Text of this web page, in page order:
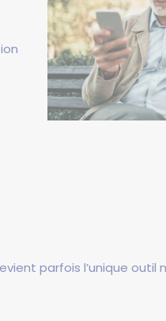
parfois l’unique outil